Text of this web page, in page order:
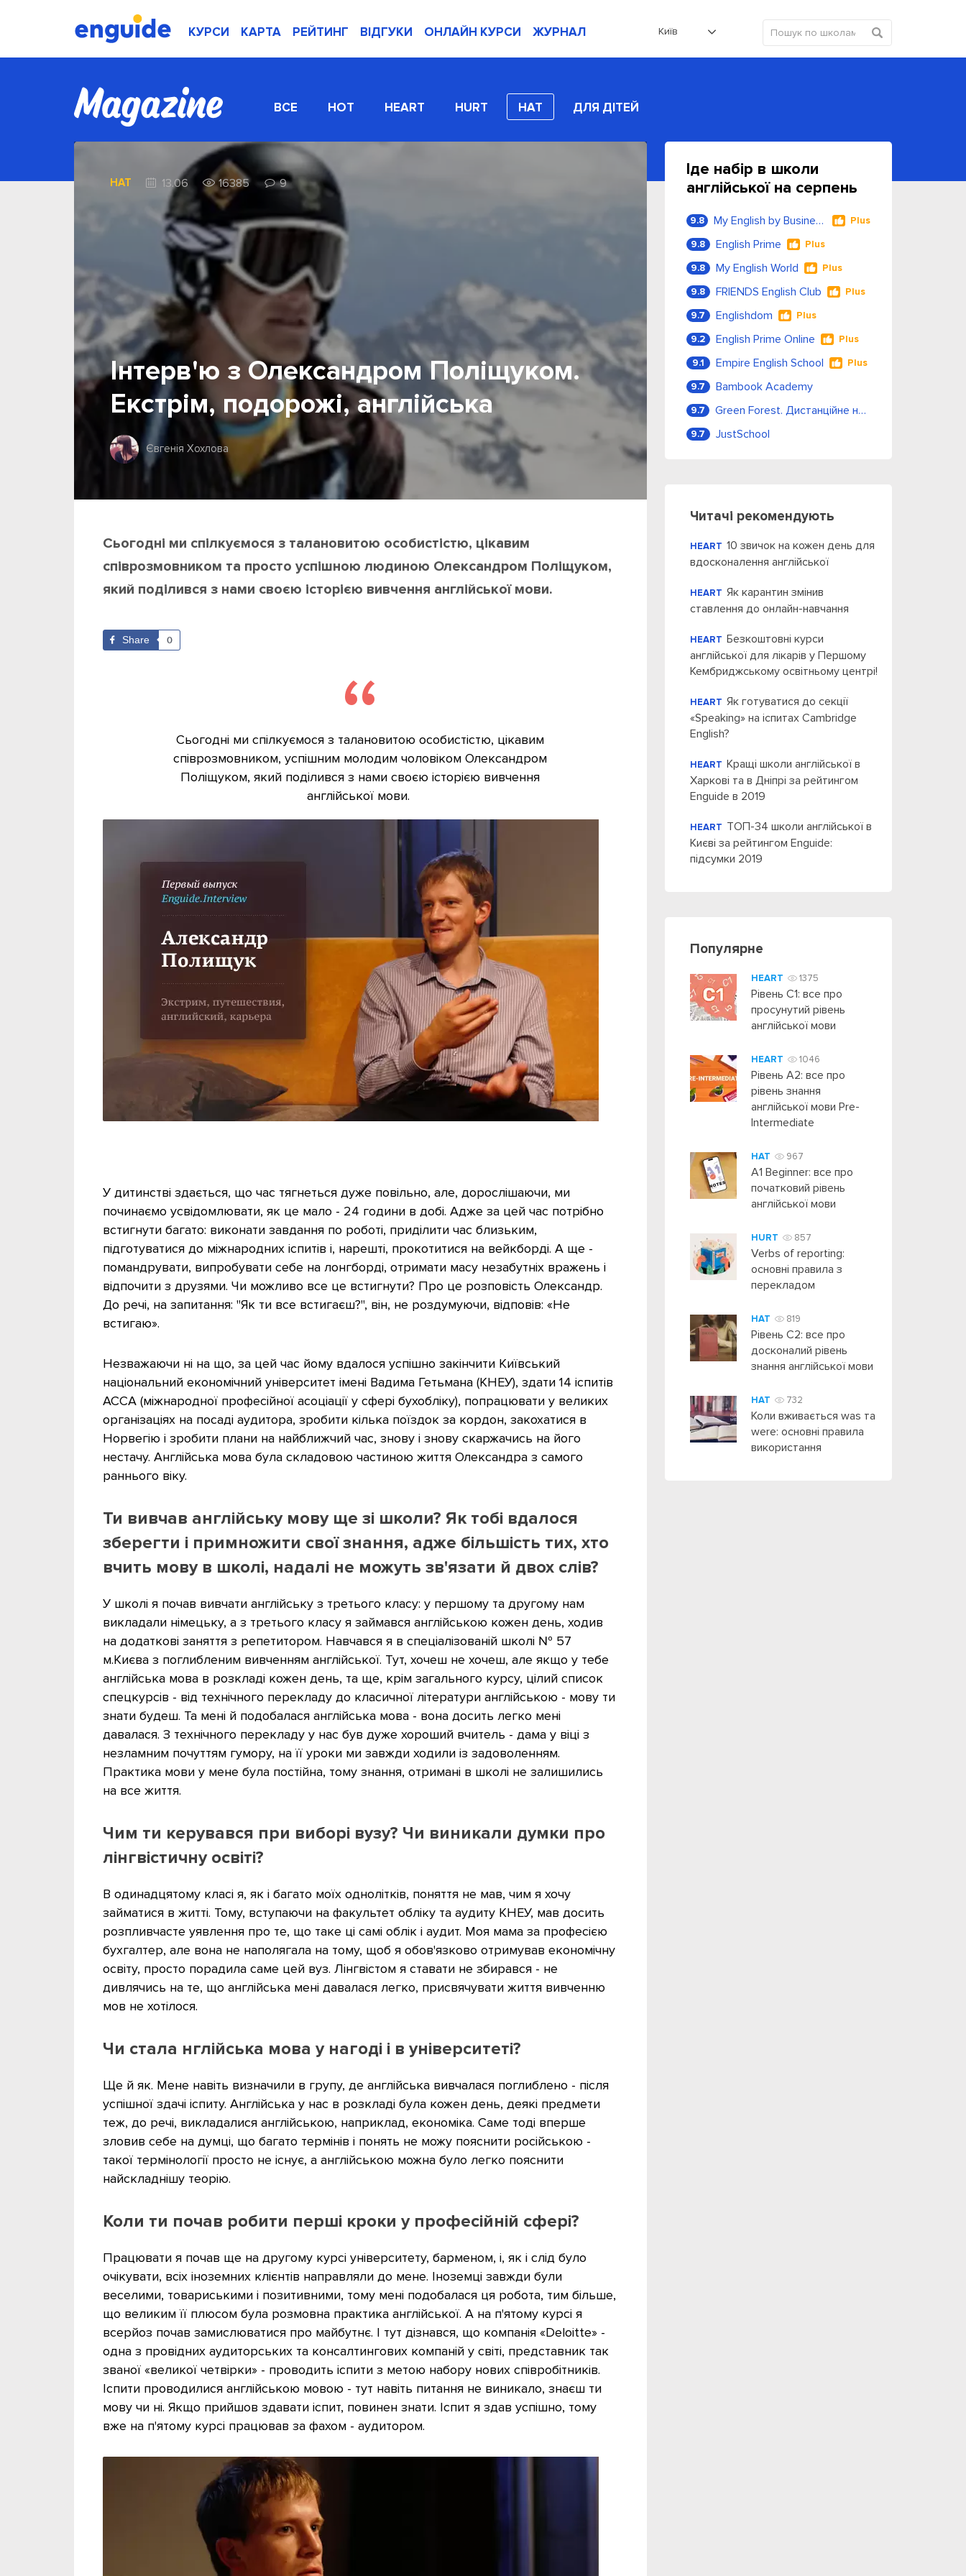
КУРСИ КАРТА РЕЙТИНГ ВІДГУКИ ОНЛАЙН КУРСИ ЖУРНАЛ Київ
ВСЕ HOT HEART HURT HAT ДЛЯ ДІТЕЙ
HAT 13.06 16385 9
Інтерв'ю з Олександром Поліщуком.
Екстрім, подорожі, англійська
Євгенія Хохлова
Сьогодні ми спілкуємося з талановитою особистістю, цікавим
співрозмовником та просто успішною людиною Олександром Поліщуком,
який поділився з нами своєю історією вивчення англійської мови.
Share 0
Сьогодні ми спілкуємося з талановитою особистістю, цікавим
співрозмовником, успішним молодим чоловіком Олександром
Поліщуком, який поділився з нами своєю історією вивчення
англійської мови.
У дитинстві здається, що час тягнеться дуже повільно, але, дорослішаючи, ми
починаємо усвідомлювати, як це мало - 24 години в добі. Адже за цей час потрібно
встигнути багато: виконати завдання по роботі, приділити час близьким,
підготуватися до міжнародних іспитів і, нарешті, прокотитися на вейкборді. А ще -
помандрувати, випробувати себе на лонгборді, отримати масу незабутніх вражень і
відпочити з друзями. Чи можливо все це встигнути? Про це розповість Олександр.
До речі, на запитання: "Як ти все встигаєш?", він, не роздумуючи, відповів: «Не
встигаю».
Незважаючи ні на що, за цей час йому вдалося успішно закінчити Київський
національний економічний університет імені Вадима Гетьмана (КНЕУ), здати 14 іспитів
АССА (міжнародної професійної асоціації у сфері бухобліку), попрацювати у великих
організаціях на посаді аудитора, зробити кілька поїздок за кордон, закохатися в
Норвегію і зробити плани на найближчий час, знову і знову скаржачись на його
нестачу. Англійська мова була складовою частиною життя Олександра з самого
раннього віку.
Ти вивчав англійську мову ще зі школи? Як тобі вдалося
зберегти і примножити свої знання, адже більшість тих, хто
вчить мову в школі, надалі не можуть зв'язати й двох слів?
У школі я почав вивчати англійську з третього класу: у першому та другому нам
викладали німецьку, а з третього класу я займався англійською кожен день, ходив
на додаткові заняття з репетитором. Навчався я в спеціалізованій школі № 57
м.Києва з поглибленим вивченням англійської. Тут, хочеш не хочеш, але якщо у тебе
англійська мова в розкладі кожен день, та ще, крім загального курсу, цілий список
спецкурсів - від технічного перекладу до класичної літератури англійською - мову ти
знати будеш. Та мені й подобалася англійська мова - вона досить легко мені
давалася. З технічного перекладу у нас був дуже хороший вчитель - дама у віці з
незламним почуттям гумору, на її уроки ми завжди ходили із задоволенням.
Практика мови у мене була постійна, тому знання, отримані в школі не залишились
на все життя.
Чим ти керувався при виборі вузу? Чи виникали думки про
лінгвістичну освіті?
В одинадцятому класі я, як і багато моїх однолітків, поняття не мав, чим я хочу
займатися в житті. Тому, вступаючи на факультет обліку та аудиту КНЕУ, мав досить
розпливчасте уявлення про те, що таке ці самі облік і аудит. Моя мама за професією
бухгалтер, але вона не наполягала на тому, щоб я обов'язково отримував економічну
освіту, просто порадила саме цей вуз. Лінгвістом я ставати не збирався - не
дивлячись на те, що англійська мені давалася легко, присвячувати життя вивченню
мов не хотілося.
Чи стала нглійська мова у нагоді і в університеті?
Ще й як. Мене навіть визначили в групу, де англійська вивчалася поглиблено - після
успішної здачі іспиту. Англійська у нас в розкладі була кожен день, деякі предмети
теж, до речі, викладалися англійською, наприклад, економіка. Саме тоді вперше
зловив себе на думці, що багато термінів і понять не можу пояснити російською -
такої термінології просто не існує, а англійською можна було легко пояснити
найскладнішу теорію.
Коли ти почав робити перші кроки у професійній сфері?
Працювати я почав ще на другому курсі університету, барменом, і, як і слід було
очікувати, всіх іноземних клієнтів направляли до мене. Іноземці завжди були
веселими, товариськими і позитивними, тому мені подобалася ця робота, тим більше,
що великим її плюсом була розмовна практика англійської. А на п'ятому курсі я
всерйоз почав замислюватися про майбутнє. І тут дізнався, що компанія «Deloitte» -
одна з провідних аудиторських та консалтингових компаній у світі, представник так
званої «великої четвірки» - проводить іспити з метою набору нових співробітників.
Іспити проводилися англійською мовою - тут навіть питання не виникало, знаєш ти
мову чи ні. Якщо прийшов здавати іспит, повинен знати. Іспит я здав успішно, тому
вже на п'ятому курсі працював за фахом - аудитором.
Іде набір в школи
англійської на серпень
9.8 My English by Business Language Plus
9.8 English Prime Plus
9.8 My English World Plus
9.8 FRIENDS English Club Plus
9.7 Englishdom Plus
9.2 English Prime Online Plus
9.1 Empire English School Plus
9.7 Bambook Academy
9.7 Green Forest. Дистанційне навчання
9.7 JustSchool
Читачі рекомендують
HEART 10 звичок на кожен день для
вдосконалення англійської
HEART Як карантин змінив
ставлення до онлайн-навчання
HEART Безкоштовні курси
англійської для лікарів у Першому
Кембриджському освітньому центрі!
HEART Як готуватися до секції
«Speaking» на іспитах Cambridge
English?
HEART Кращі школи англійської в
Харкові та в Дніпрі за рейтингом
Enguide в 2019
HEART ТОП-34 школи англійської в
Києві за рейтингом Enguide:
підсумки 2019
Популярне
HEART 1375
Рівень C1: все про
просунутий рівень
англійської мови
HEART 1046
Рівень А2: все про
рівень знання
англійської мови Pre-
Intermediate
HAT 967
A1 Beginner: все про
початковий рівень
англійської мови
HURT 857
Verbs of reporting:
основні правила з
перекладом
HAT 819
Рівень C2: все про
досконалий рівень
знання англійської мови
HAT 732
Коли вживається was та
were: основні правила
використання